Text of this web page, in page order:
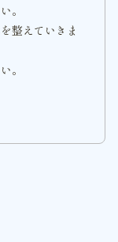
。
整えていきま
。